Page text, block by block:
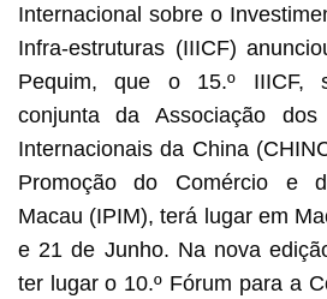
Internacional sobre o
Infra-estruturas (IIICF)
Pequim, que o 15.º IIICF,
conjunta da Associação dos
Internacionais da China
Promoção do Comércio e
Macau (IPIM), terá lugar em
e 21 de Junho. Na nova
ter lugar o 10.º Fórum para a